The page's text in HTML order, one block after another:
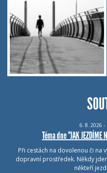
6. 8. 2026 -
Téma dne "JAK JEZDÍME
Při cestách na dovolenou či na
dopravní prostředek. Někdy
někteří